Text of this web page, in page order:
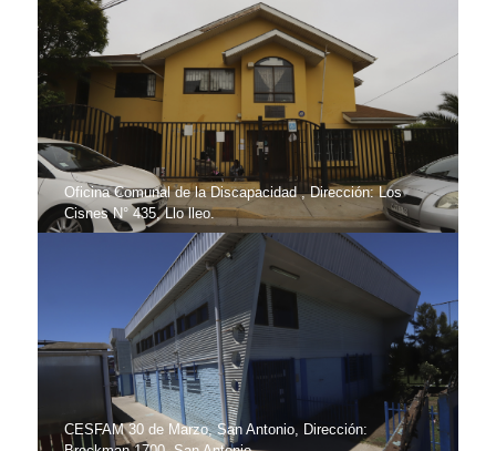
Oficina Comunal de la Discapacidad , Dirección: Los
Cisnes N° 435, Llo lleo.
CESFAM 30 de Marzo, San Antonio, Dirección: